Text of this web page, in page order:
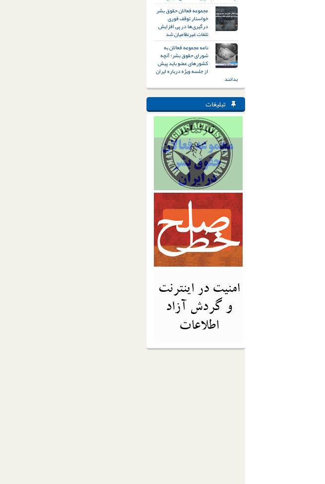
مجموعه فعالان حقوق بشر
خواستار توقف فوری
درگیری‌ها در پی افزایش
تلفات غیرنظامیان شد
نامه مجموعه فعالان به
شورای حقوق بشر؛ آنچه
کشورهای عضو باید پیش
از جلسه ویژه درباره ایران
بدانند
تبلیغات